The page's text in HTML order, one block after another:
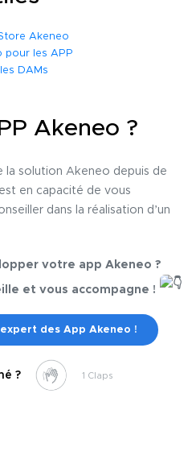
Store Akeneo
pour les APP
DAMs
Akeneo ?
la solution Akeneo depuis de
en capacité de vous
dans la réalisation d’un
votre app Akeneo ?
et vous accompagne !
des App Akeneo !
? 1